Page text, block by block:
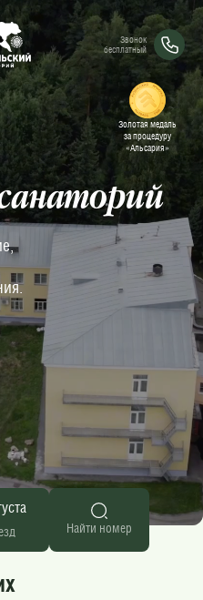
Звонок
бесплатный
Золотая медаль
за процедуру
«Альсария»
Найти номер